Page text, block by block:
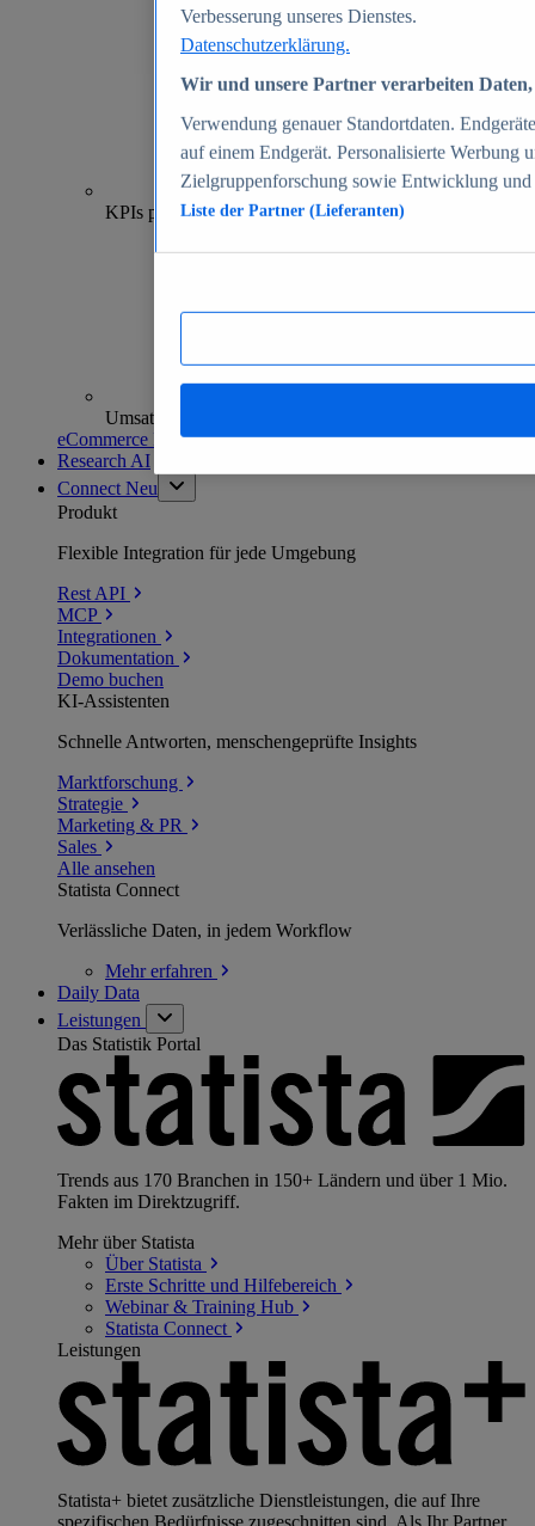
70+
KPIs pro Shop
Umsatzanalysen und -prognosen
eCommerce Insights entdecken
Research AI
Connect Neu
Produkt
Flexible Integration für jede Umgebung
Rest API
MCP
Integrationen
Dokumentation
Demo buchen
KI-Assistenten
Schnelle Antworten, menschengeprüfte Insights
Marktforschung
Strategie
Marketing & PR
Sales
Alle ansehen
Statista Connect
Verlässliche Daten, in jedem Workflow
Mehrerfahren
Daily Data
Leistungen
Das Statistik Portal
Trends aus 170 Branchen in 150+ Ländern und über 1 Mio.
Fakten im Direktzugriff.
Mehr über Statista
Über Statista
Erste Schritte und Hilfebereich
Webinar & Training Hub
Statista Connect
Leistungen
Statista+ bietet zusätzliche Dienstleistungen, die auf Ihre
spezifischen Bedürfnisse zugeschnitten sind. Als Ihr Partner
Verbesserung unseres Dienstes.
Datenschutzerklärung.
Wir und unsere Partner verarbeiten
Verwendung genauer Standortdaten.
auf einem Endgerät. Personalisierte Werbung
Zielgruppenforschung sowie Entwicklung
Liste der Partner (Lieferanten)